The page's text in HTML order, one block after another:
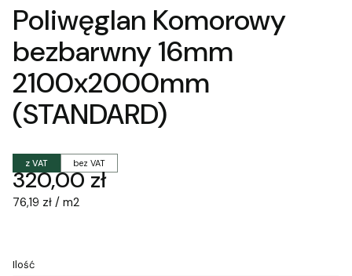
Poliwęglan Komorowy
bezbarwny 16mm
2100x2000mm
(STANDARD)
z VAT bez VAT
Cena
320,00 zł
76,19 zł / m2
Ilość